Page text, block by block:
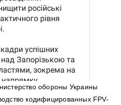
обороны Украины
кодифицированных FPV-